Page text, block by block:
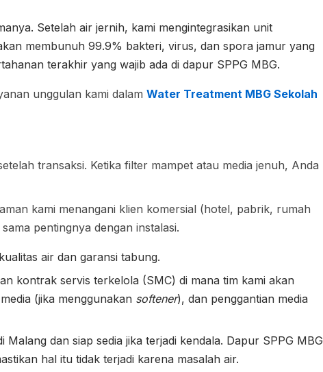
Setelah air jernih, kami mengintegrasikan unit
membunuh 99.9% bakteri, virus, dan spora jamur yang
terakhir yang wajib ada di dapur SPPG MBG.
unggulan kami dalam Water Treatment MBG Sekolah
transaksi. Ketika filter mampet atau media jenuh, Anda
kami menangani klien komersial (hotel, pabrik, rumah
sama pentingnya dengan instalasi.
air dan garansi tabung.
kontrak servis terkelola (SMC) di mana tim kami akan
(jika menggunakan softener), dan penggantian media
Malang dan siap sedia jika terjadi kendala. Dapur SPPG MBG
hal itu tidak terjadi karena masalah air.